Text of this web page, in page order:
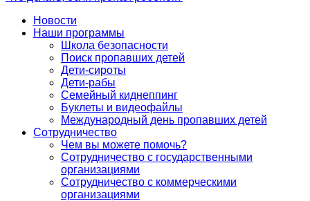
Новости
Наши программы
Школа безопасности
Поиск пропавших детей
Дети-сироты
Дети-рабы
Семейный киднеппинг
Буклеты и видеофайлы
Международный день пропавших детей
Сотрудничество
Чем вы можете помочь?
Сотрудничество с государственными
организациями
Сотрудничество с коммерческими
организациями